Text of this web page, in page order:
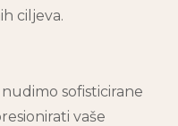
ciljeva.
sofisticirane
vaše